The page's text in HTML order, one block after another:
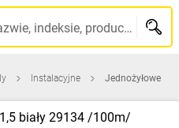
Szukaj po nazwie, indeksie, producencie, kodzie kreskowym...
Instalacyjne Jednożyłowe
biały 29134 /100m/